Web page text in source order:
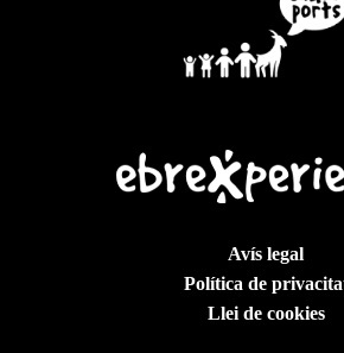
Avís legal
Política de
Llei de cookies